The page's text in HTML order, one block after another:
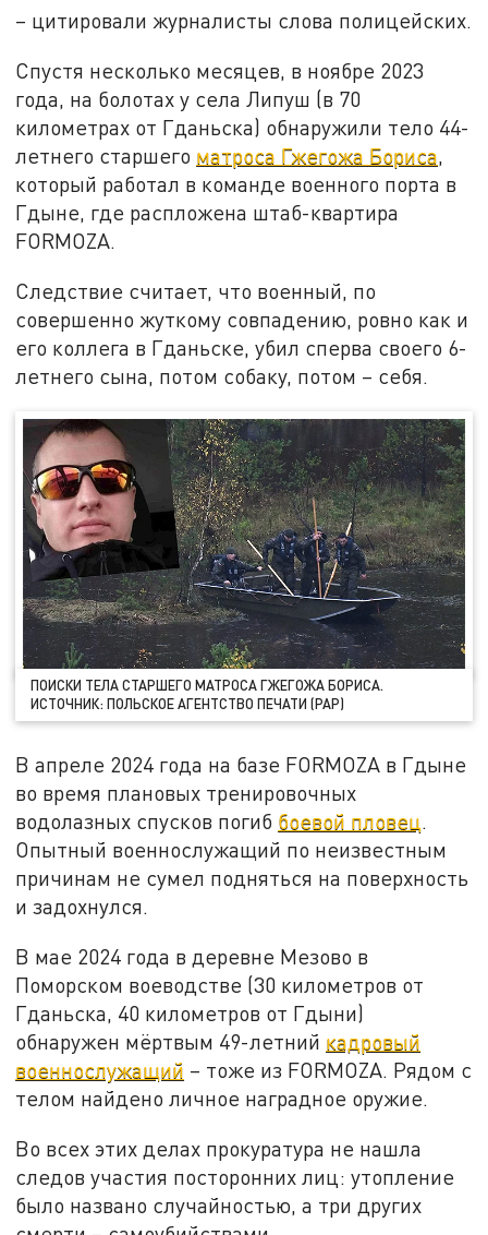
– цитировали журналисты слова полицейских.
Спустя несколько месяцев, в ноябре 2023
года, на болотах у села Липуш (в 70
километрах от Гданьска) обнаружили тело 44-
летнего старшего матроса Гжегожа Бориса,
который работал в команде военного порта в
Гдыне, где распложена штаб-квартира
FORMOZA.
Следствие считает, что военный, по
совершенно жуткому совпадению, ровно как и
его коллега в Гданьске, убил сперва своего 6-
летнего сына, потом собаку, потом – себя.
ПОИСКИ ТЕЛА СТАРШЕГО МАТРОСА ГЖЕГОЖА БОРИСА.
ИСТОЧНИК: ПОЛЬСКОЕ АГЕНТСТВО ПЕЧАТИ (PAP)
В апреле 2024 года на базе FORMOZA в Гдыне
во время плановых тренировочных
водолазных спусков погиб боевой пловец.
Опытный военнослужащий по неизвестным
причинам не сумел подняться на поверхность
и задохнулся.
В мае 2024 года в деревне Мезово в
Поморском воеводстве (30 километров от
Гданьска, 40 километров от Гдыни)
обнаружен мёртвым 49-летний кадровый
военнослужащий – тоже из FORMOZA. Рядом с
телом найдено личное наградное оружие.
Во всех этих делах прокуратура не нашла
следов участия посторонних лиц: утопление
было названо случайностью, а три других